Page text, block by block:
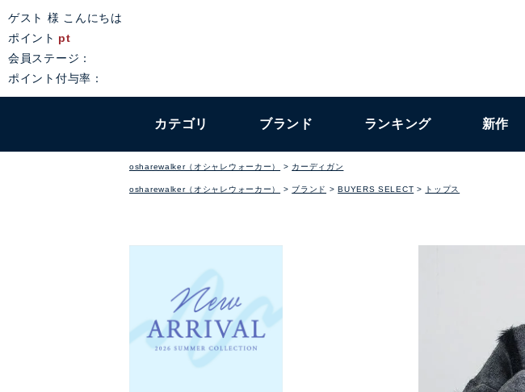
ゲスト 様 こんにちは
ポイント pt
会員ステージ：
ポイント付与率：
カテゴリ ブランド ランキング 新作
osharewalker（オシャレウォーカー） カーディガン
osharewalker（オシャレウォーカー） ブランド BUYERS SELECT トップス